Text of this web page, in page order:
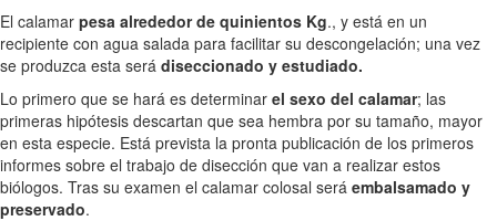
El calamar pesa alrededor de quinientos Kg., y está en un
recipiente con agua salada para facilitar su descongelación; una vez
se produzca esta será diseccionado y estudiado.
Lo primero que se hará es determinar el sexo del calamar; las
primeras hipótesis descartan que sea hembra por su tamaño, mayor
en esta especie. Está prevista la pronta publicación de los primeros
informes sobre el trabajo de disección que van a realizar estos
biólogos. Tras su examen el calamar colosal será embalsamado y
preservado.